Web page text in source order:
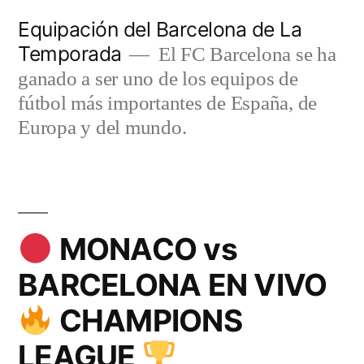
contenido
Equipación del Barcelona de La
Temporada
El FC Barcelona se ha
ganado a ser uno de los equipos de
fútbol más importantes de España, de
Europa y del mundo.
MONACO vs
BARCELONA EN VIVO
CHAMPIONS
LEAGUE